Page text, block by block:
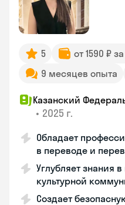
5
от 1590 ₽
9 месяцев опыта
Казанский
• 2025 г.
Обладает
в переводе и
Углубляет знания
культурной
Создает